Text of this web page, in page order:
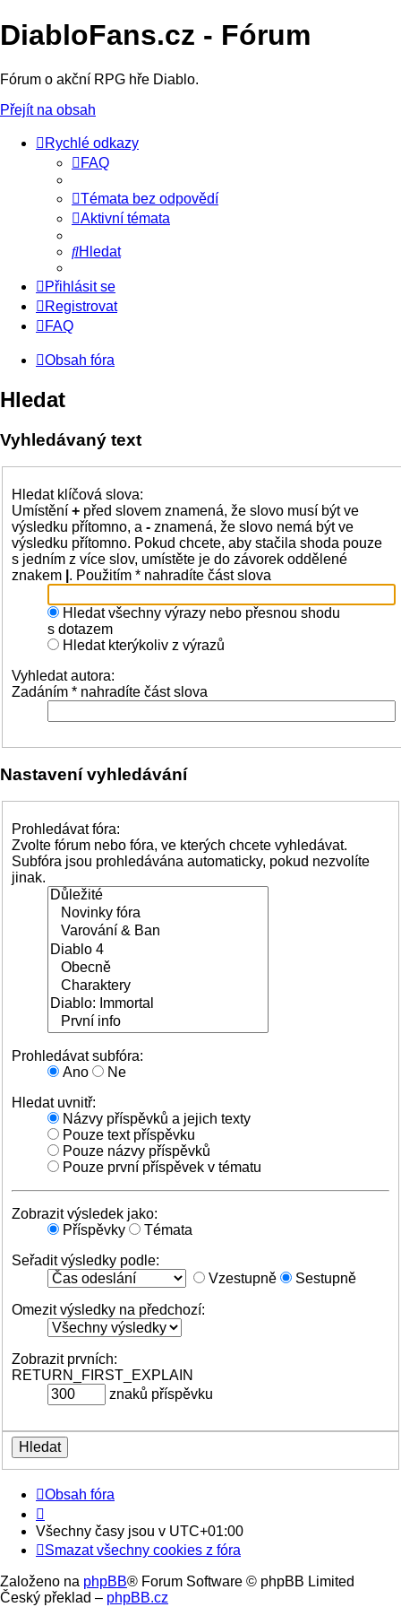
DiabloFans.cz - Fórum
Fórum o akční RPG hře Diablo.
Přejít na obsah
Rychlé odkazy
FAQ
Témata bez odpovědí
Aktivní témata
Hledat
Přihlásit se
Registrovat
FAQ
Obsah fóra
Hledat
Vyhledávaný text
Hledat klíčová slova:
Umístění + před slovem znamená, že slovo musí být ve
výsledku přítomno, a - znamená, že slovo nemá být ve
výsledku přítomno. Pokud chcete, aby stačila shoda pouze
s jedním z více slov, umístěte je do závorek oddělené
znakem . Použitím * nahradíte část slova
Hledat všechny výrazy nebo přesnou shodu
s dotazem
Hledat kterýkoliv z výrazů
Vyhledat autora:
Zadáním * nahradíte část slova
Nastavení vyhledávání
Prohledávat fóra:
Zvolte fórum nebo fóra, ve kterých chcete vyhledávat.
Subfóra jsou prohledávána automaticky, pokud nezvolíte
jinak.
Prohledávat subfóra:
Ano
Ne
Hledat uvnitř:
Názvy příspěvků a jejich texty
Pouze text příspěvku
Pouze názvy příspěvků
Pouze první příspěvek v tématu
Zobrazit výsledek jako:
Příspěvky
Témata
Seřadit výsledky podle:
Vzestupně
Sestupně
Omezit výsledky na předchozí:
Zobrazit prvních:
RETURN_FIRST_EXPLAIN
znaků příspěvku
Obsah fóra
Všechny časy jsou v UTC+01:00
Smazat všechny cookies z fóra
Založeno na phpBB® Forum Software © phpBB Limited
Český překlad – phpBB.cz